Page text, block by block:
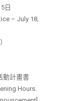
日
– July 18,
動計畫書
Hours.